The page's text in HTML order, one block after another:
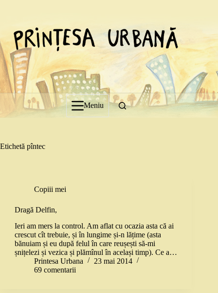
Meniu
Etichetă pîntec
Copiii mei
Dragă Delfin,
Ieri am mers la control. Am aflat cu ocazia asta că ai
crescut cît trebuie, și în lungime și-n lățime (asta
bănuiam și eu după felul în care reușești să-mi
șnițelezi și vezica și plămînul în același timp). Ce a…
Printesa Urbana
23 mai 2014
69 comentarii